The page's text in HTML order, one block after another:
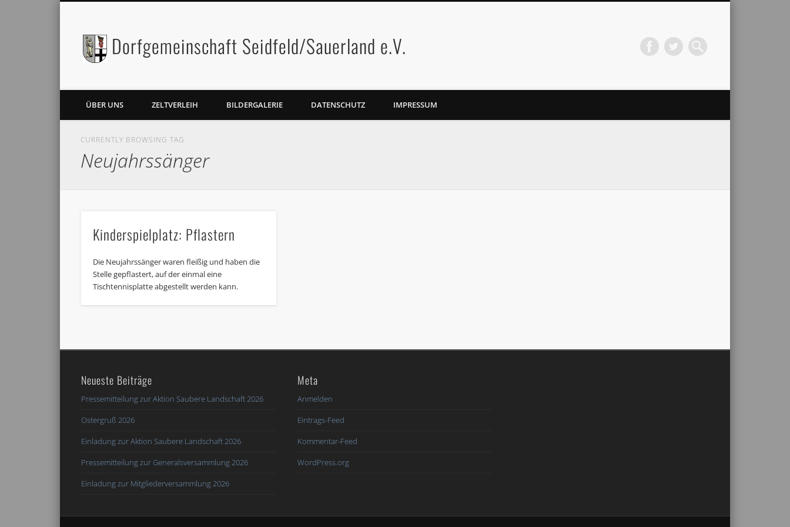
Dorfgemeinschaft Seidfeld/Sauerland e.V.
FacebookTwitter
ÜBER UNS ZELTVERLEIH BILDERGALERIE DATENSCHUTZ IMPRESSUM
CURRENTLY BROWSING TAG
Neujahrssänger
Kinderspielplatz: Pflastern
Die Neujahrssänger waren fleißig und haben die
Stelle gepflastert, auf der einmal eine
Tischtennisplatte abgestellt werden kann.
Neueste Beiträge
Pressemitteilung zur Aktion Saubere Landschaft 2026
Ostergruß 2026
Einladung zur Aktion Saubere Landschaft 2026
Pressemitteilung zur Generalsversammlung 2026
Einladung zur Mitgliederversammlung 2026
Meta
Anmelden
Eintrags-Feed
Kommentar-Feed
WordPress.org